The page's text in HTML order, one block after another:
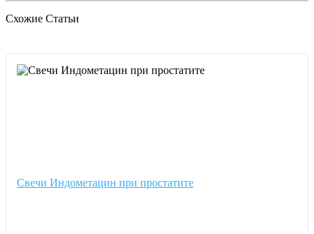
Схожие Статьи
Свечи Индометацин при простатите